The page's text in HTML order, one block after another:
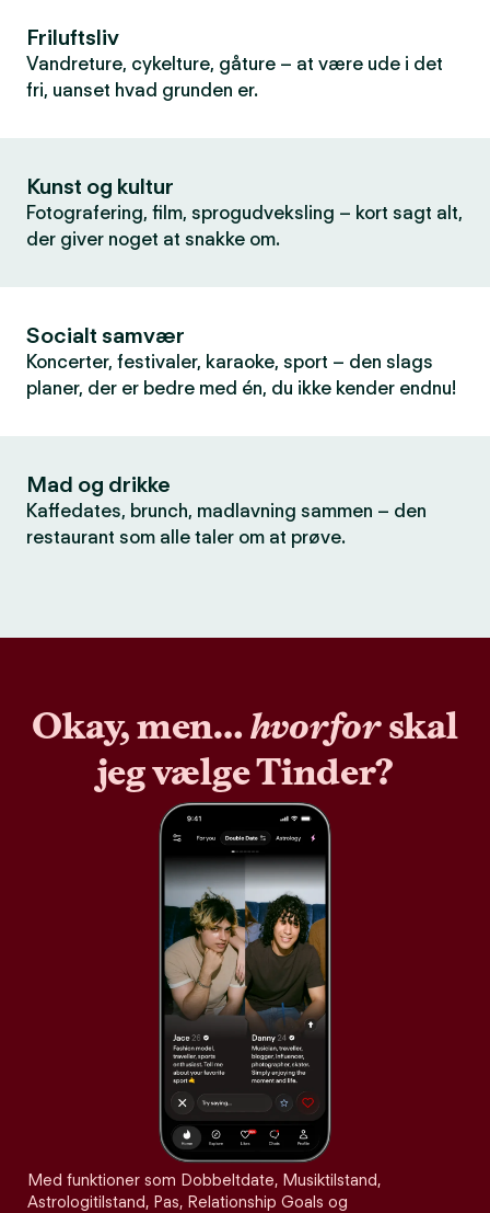
Friluftsliv
Vandreture, cykelture, gåture – at være ude i det
fri, uanset hvad grunden er.
Kunst og kultur
Fotografering, film, sprogudveksling – kort sagt alt,
der giver noget at snakke om.
Socialt samvær
Koncerter, festivaler, karaoke, sport – den slags
planer, der er bedre med én, du ikke kender endnu!
Mad og drikke
Kaffedates, brunch, madlavning sammen – den
restaurant som alle taler om at prøve.
Okay, men…hvorforskal
jeg vælge Tinder?
Med funktioner som Dobbeltdate, Musiktilstand,
Astrologitilstand, Pas, Relationship Goals og